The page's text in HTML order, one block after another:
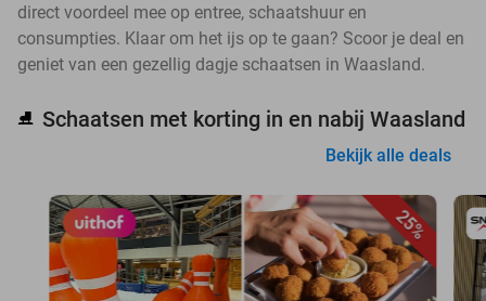
direct voordeel mee op entree, schaatshuur en
consumpties. Klaar om het ijs op te gaan? Scoor je deal en
geniet van een gezellig dagje schaatsen in Waasland.
⛸️ Schaatsen met korting in en nabij Waasland
Bekijk alle deals
25%